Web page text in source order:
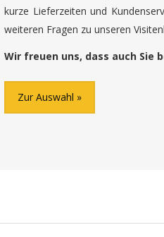
kurze Lieferzeiten und
weiteren Fragen zu unseren
Wir freuen uns, dass auch Sie
Zur Auswahl